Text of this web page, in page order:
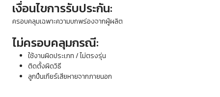
เงื่อนไขการรับประกัน:
ครอบคลุมเฉพาะความบกพร่องจากผู้ผลิต
ไม่ครอบคลุมกรณี:
ใช้งานผิดประเภท / ไม่ตรงรุ่น
ติดตั้งผิดวิธี
ลูกปืนเกียร์เสียหายจากภายนอก